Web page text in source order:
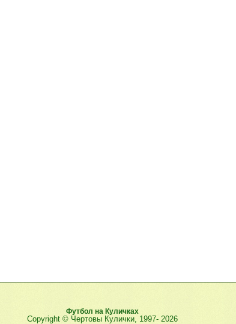
Футбол на Куличках
Copyright © Чертовы Кулички, 1997- 2026